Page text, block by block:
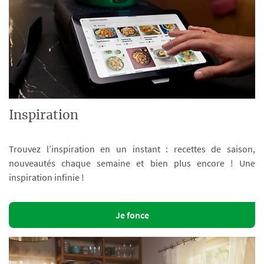
Inspiration
Trouvez l’inspiration en un instant : recettes de saison,
nouveautés chaque semaine et bien plus encore ! Une
inspiration infinie !
Je fonce